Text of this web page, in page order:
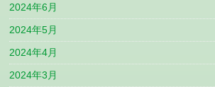
2024年6月
2024年5月
2024年4月
2024年3月